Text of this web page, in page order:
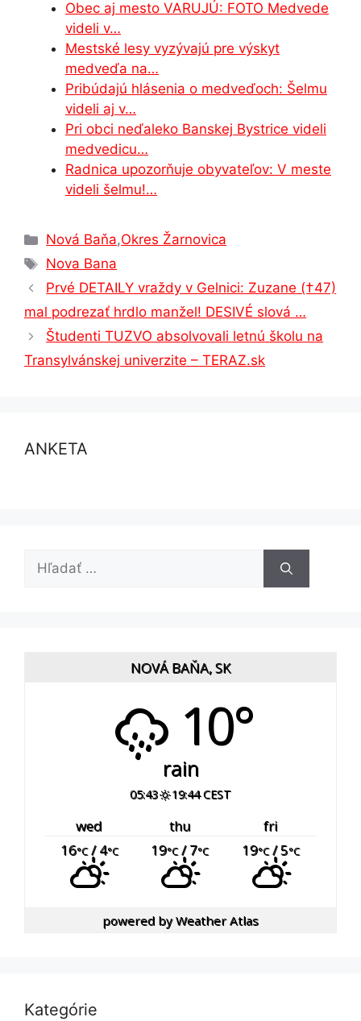
o
o
k
n
g
er
p
p
n m
Obec aj mesto VARUJÚ: FOTO Medvede
videli v…
Mestské lesy vyzývajú pre výskyt
medveďa na…
Pribúdajú hlásenia o medveďoch: Šelmu
videli aj v…
Pri obci neďaleko Banskej Bystrice videli
medvedicu…
Radnica upozorňuje obyvateľov: V meste
videli šelmu!…
Kategórie
Nová Baňa,Okres Žarnovica
Značky
Nova Bana
Prvé DETAILY vraždy v Gelnici: Zuzane (†47)
mal podrezať hrdlo manžel! DESIVÉ slová …
Študenti TUZVO absolvovali letnú školu na
Transylvánskej univerzite – TERAZ.sk
ANKETA
Hľadať:
NOVÁ BAŇA, SK
10°
rain
05:43 19:44 CEST
wed thu
fri
16°C/ 4°C 19°C/ 7°C 19°C/ 5°C
powered byWeather Atlas
Kategórie